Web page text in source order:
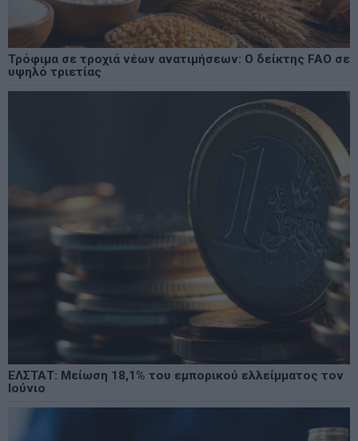
Τρόφιμα σε τροχιά νέων ανατιμήσεων: Ο δείκτης FAO σε
υψηλό τριετίας
ΕΛΣΤΑΤ: Μείωση 18,1% του εμπορικού ελλείμματος τον
Ιούνιο